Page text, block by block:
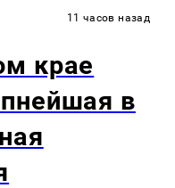
11 часов назад
крае
в